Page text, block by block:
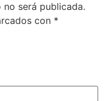
será publicada.
con *